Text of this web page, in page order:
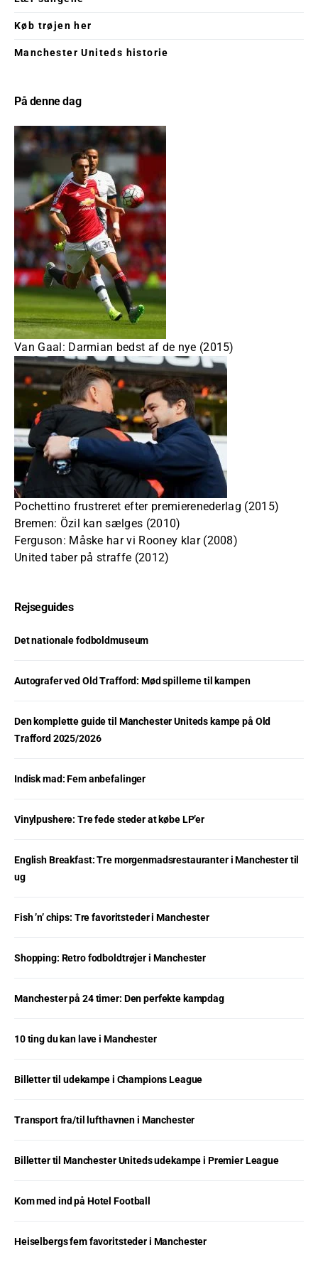
Køb trøjen her
Manchester Uniteds historie
På denne dag
Van Gaal: Darmian bedst af de nye (2015)
Pochettino frustreret efter premierenederlag (2015)
Bremen: Özil kan sælges (2010)
Ferguson: Måske har vi Rooney klar (2008)
United taber på straffe (2012)
Rejseguides
Det nationale fodboldmuseum
Autografer ved Old Trafford: Mød spillerne til kampen
Den komplette guide til Manchester Uniteds kampe på Old
Trafford 2025/2026
Indisk mad: Fem anbefalinger
Vinylpushere: Tre fede steder at købe LP’er
English Breakfast: Tre morgenmadsrestauranter i Manchester til
ug
Fish ’n’ chips: Tre favoritsteder i Manchester
Shopping: Retro fodboldtrøjer i Manchester
Manchester på 24 timer: Den perfekte kampdag
10 ting du kan lave i Manchester
Billetter til udekampe i Champions League
Transport fra/til lufthavnen i Manchester
Billetter til Manchester Uniteds udekampe i Premier League
Kom med ind på Hotel Football
Heiselbergs fem favoritsteder i Manchester